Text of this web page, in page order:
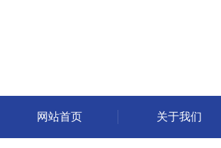
网站首页 关于我们